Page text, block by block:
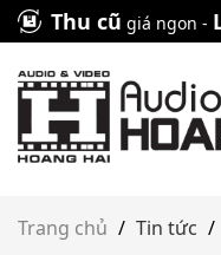
Skip
to
content
Thu cũ giá ngon -
Trang chủ / Tin tức /